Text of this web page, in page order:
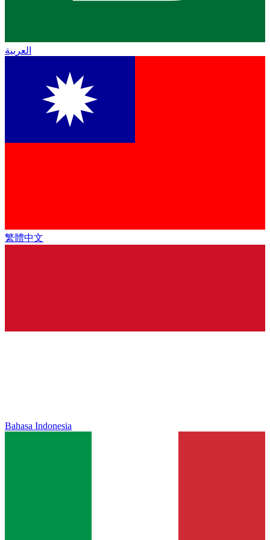
العربية
繁體中文
Bahasa Indonesia